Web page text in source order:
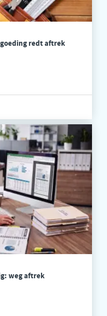
redt aftrek
weg aftrek